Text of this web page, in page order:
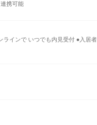
携可能
ラインで いつでも内見受付 ●入居者